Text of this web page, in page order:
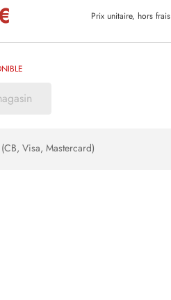
Prix unitaire, hors frais
Visa, Mastercard)